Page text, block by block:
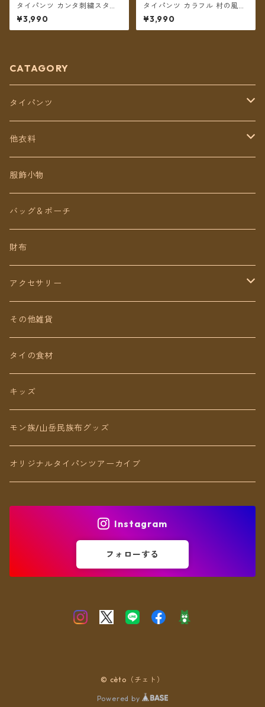
タイパンツ カンタ刺繍スタイ
ル インド綿 インド更紗 no.1
フラワープリント 4タイプ ロ
ング丈【メール便送料無料】
¥3,990
タイパンツ カラフル 村の風景
プリント 6カラー リゾパン ロ
ング丈【メール便送料無料】
¥3,990
CATAGORY
タイパンツ
定番無地タイパンツ
チェトオリジナル
ロング丈
ミディアム丈
ショート丈
Baby&Kids
他衣料
トップス
ワンピース
パンツ
スカート
キッズ
服飾小物
バッグ＆ポーチ
財布
アクセサリー
ピアス（イヤリング）
ネックレス
リング
ブレスレット
アンクレット
その他雑貨
タイの食材
キッズ
モン族/山岳民族布グッズ
オリジナルタイパンツアーカイブ
Instagram
フォローする
© cèto（チェト）
Powered by